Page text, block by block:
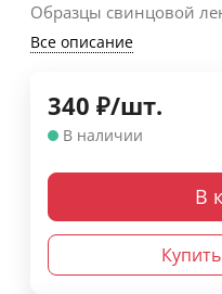
Образцы свинцовой
Все описание
340 ₽/шт.
В наличии
В